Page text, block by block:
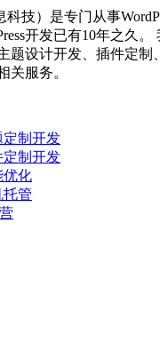
技）是专门从事
开发已有10年之久。
题设计开发、插件定制
关服务。
定制开发
定制开发
优化
托管